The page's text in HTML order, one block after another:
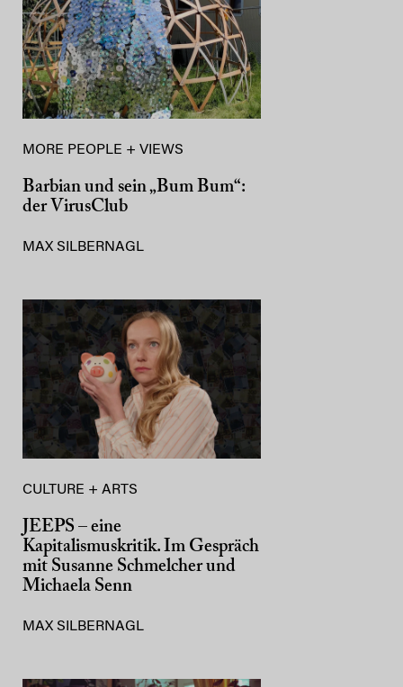
MORE PEOPLE + VIEWS
Barbian und sein „Bum Bum“:
der VirusClub
MAX SILBERNAGL
CULTURE + ARTS
JEEPS – eine
Kapitalismuskritik. Im Gespräch
mit Susanne Schmelcher und
Michaela Senn
MAX SILBERNAGL